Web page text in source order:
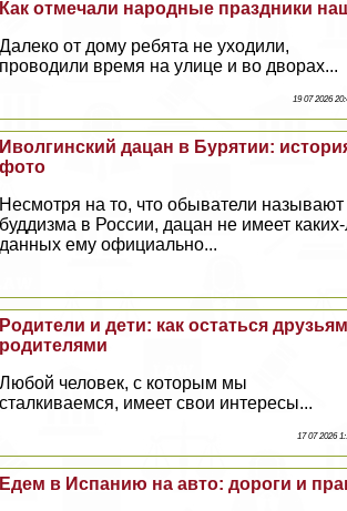
Как отмечали народные праздники
Далеко от дому ребята не уходили,
проводили время на улице и во дворах...
19 07 2026
Иволгинский дацан в Бурятии:
фото
Несмотря на то, что обыватели называют
буддизма в России, дацан не имеет
данных ему официально...
Родители и дети: как остаться
родителями
Любой человек, с которым мы
сталкиваемся, имеет свои интересы...
17 07 2026
Едем в Испанию на авто: дороги и